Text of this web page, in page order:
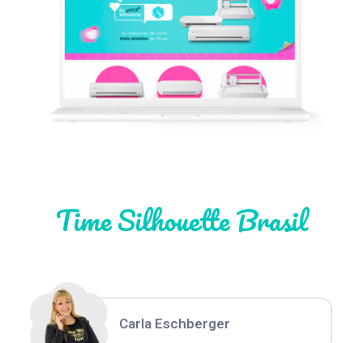
Time Silhouette Brasil
Léia Pastori
Thiara Ney
Carla Eschberger